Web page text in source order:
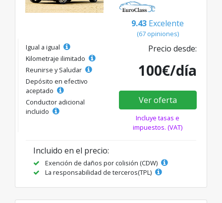
9.43 Excelente
(67 opiniones)
Igual a igual
Kilometraje ilimitado
Reunirse y Saludar
Depósito en efectivo
aceptado
Conductor adicional
incluido
Precio desde:
100€/día
Ver oferta
Incluye tasas e
impuestos. (VAT)
Incluido en el precio:
Exención de daños por colisión (CDW)
La responsabilidad de terceros(TPL)